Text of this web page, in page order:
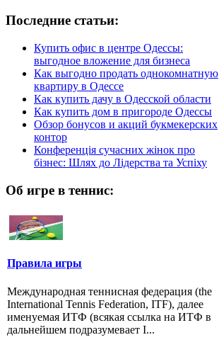
Последние статьи:
Купить офис в центре Одессы:
выгодное вложение для бизнеса
Как выгодно продать однокомнатную
квартиру в Одессе
Как купить дачу в Одесской области
Как купить дом в пригороде Одессы
Обзор бонусов и акций букмекерских
контор
Конференція сучасних жінок про
бізнес: Шлях до Лідерства та Успіху
Об игре в теннис:
Правила игры
Международная теннисная федерация (the
International Tennis Federation, ITF), далее
именуемая ИТФ (всякая ссылка на ИТФ в
дальнейшем подразумевает I...